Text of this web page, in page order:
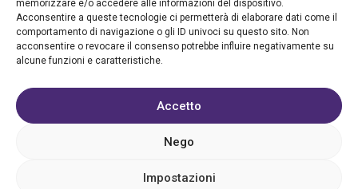
memorizzare e/o accedere alle informazioni del dispositivo.
Acconsentire a queste tecnologie ci permetterà di elaborare dati come il
comportamento di navigazione o gli ID univoci su questo sito. Non
acconsentire o revocare il consenso potrebbe influire negativamente su
alcune funzioni e caratteristiche.
Accetto
Nego
Impostazioni
Nuovo utente?Crea un account
Condizioni d’uso